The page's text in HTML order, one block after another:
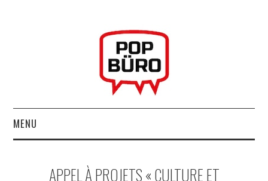
MENU
APPEL À PROJETS « CULTURE ET